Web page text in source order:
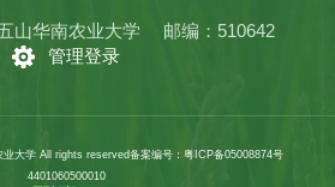
山华南农业大学
邮编：510642
管理登录
大学 All rights reserved备案编号：粤ICP备05008874号
4401060500010